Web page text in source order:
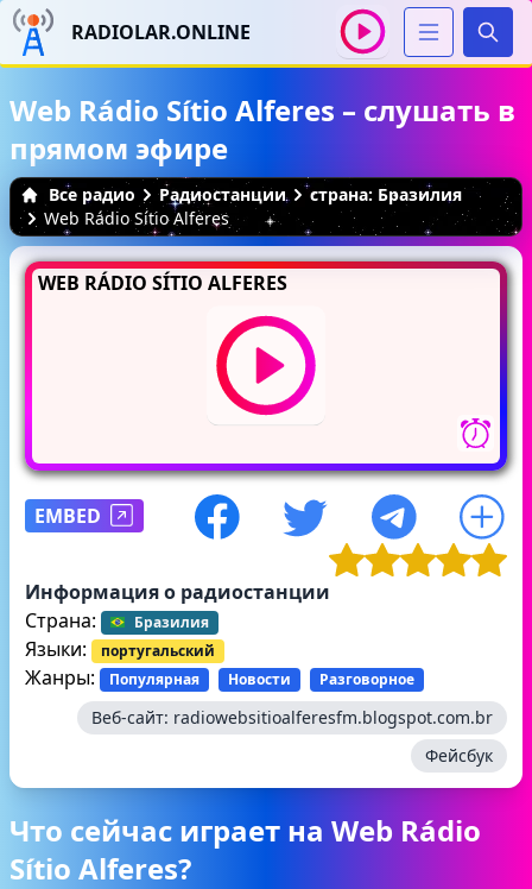
RADIOLAR.ONLINE
Web Rádio Sítio Alferes – слушать в
прямом эфире
Все радио Радиостанции
страна: Бразилия
Web Rádio Sítio Alferes
WEB RÁDIO SÍTIO ALFERES
EMBED
Информация о радиостанции
Страна:
Бразилия
Языки: португальский
Жанры: Популярная Новости Разговорное
Веб-сайт: radiowebsitioalferesfm.blogspot.com.br
Фейсбук
Что сейчас играет на Web Rádio
Sítio Alferes?